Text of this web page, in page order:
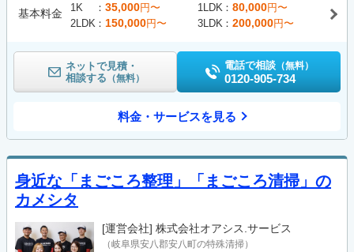
基本料金 1K 35,000円〜 1LDK 80,000円〜
2LDK
150,000円〜 3LDK 200,000円〜
ネットで見積・
相談する （無料）
電話で相談 （無料）
0120-905-734
料金・サービスを見る
身近な「まごころ整理」「まごころ清掃」の
カメシタ
[運営会社] 株式会社オアシス.サービス
（岐阜県安八郡安八町の特殊清掃）